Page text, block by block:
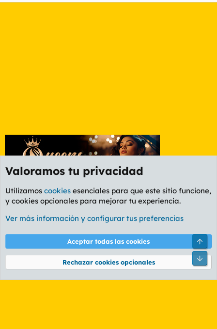
Etiquetas
Cookies
PL OLDSTYLE AMARILLO
Términos y reglas Política de privacidad Ayuda
Community platform by XenForo® © 2010-2026 XenForo Ltd.
Valoramos tu privacidad
Utilizamos cookies esenciales para que este sitio funcione,
y cookies opcionales para mejorar tu experiencia.
Ver más información y configurar tus preferencias
Aceptar todas las cookies
Rechazar cookies opcionales
Pie